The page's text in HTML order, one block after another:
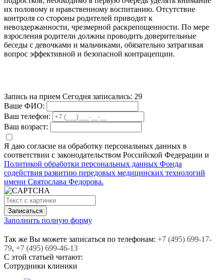
их половому и нравственному воспитанию. Отсутствие
контроля со стороны родителей приводит к
невоздержанности, чрезмерной раскрепощенности. По мере
взросления родители должны проводить доверительные
беседы с девочками и мальчиками, обязательно затрагивая
вопрос эффективной и безопасной контрацепции.
Запись на прием Сегодня записались: 29
Ваше ФИО:
Ваш телефон:
Ваш возраст:
Я даю согласие на обработку персональных данных в
соответствии с законодательством Российской Федерации и
Политикой обработки персональных данных Фонда
содействия развитию передовых медицинских технологий
имени Святослава Федорова.
Заполнить полную форму
Так же Вы можете записаться по телефонам: +7 (495) 699-17-
79, +7 (495) 699-46-13
С этой статьей читают:
Сотрудники клиники